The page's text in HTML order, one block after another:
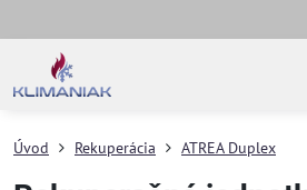
Úvod Rekuperácia ATREA Duplex